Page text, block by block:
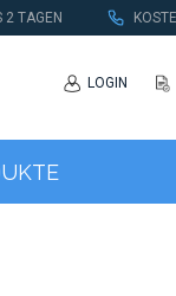
2 TAGEN
LOGIN